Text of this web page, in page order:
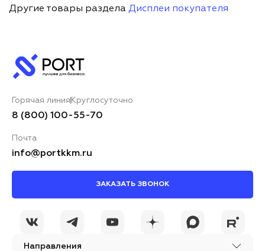
Другие товары раздела Дисплеи покупателя
Направления
Горячая линия Круглосуточно
8 (800) 100-55-70
Почта
info@portkkm.ru
ЗАКАЗАТЬ ЗВОНОК